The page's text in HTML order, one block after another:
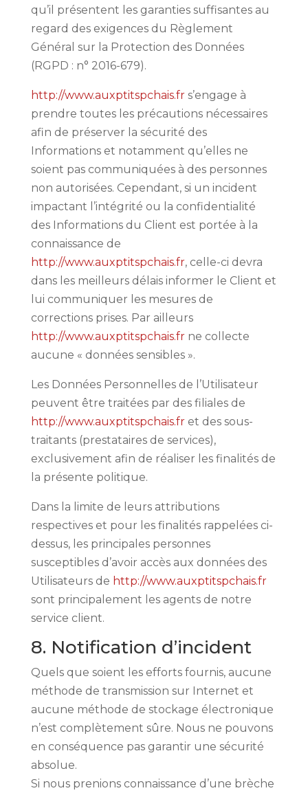
qu’il présentent les garanties suffisantes au
regard des exigences du Règlement
Général sur la Protection des Données
(RGPD : n° 2016-679).
http://www.auxptitspchais.frs’engage à
prendre toutes les précautions nécessaires
afin de préserver la sécurité des
Informations et notamment qu’elles ne
soient pas communiquées à des personnes
non autorisées. Cependant, si un incident
impactant l’intégrité ou la confidentialité
des Informations du Client est portée à la
connaissance de
http://www.auxptitspchais.fr, celle-ci devra
dans les meilleurs délais informer le Client et
lui communiquer les mesures de
corrections prises. Par ailleurs
http://www.auxptitspchais.frne collecte
aucune « données sensibles ».
Les Données Personnelles de l’Utilisateur
peuvent être traitées par des filiales de
http://www.auxptitspchais.fret des sous-
traitants (prestataires de services),
exclusivement afin de réaliser les finalités de
la présente politique.
Dans la limite de leurs attributions
respectives et pour les finalités rappelées ci-
dessus, les principales personnes
susceptibles d’avoir accès aux données des
Utilisateurs de http://www.auxptitspchais.fr
sont principalement les agents de notre
service client.
8. Notification d’incident
Quels que soient les efforts fournis, aucune
méthode de transmission sur Internet et
aucune méthode de stockage électronique
n’est complètement sûre. Nous ne pouvons
en conséquence pas garantir une sécurité
absolue.
Si nous prenions connaissance d’une brèche